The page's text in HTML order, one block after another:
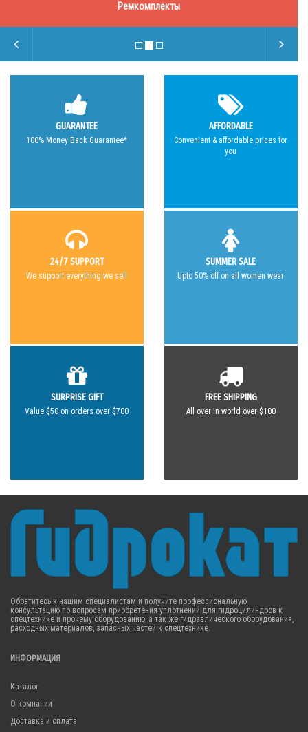
Ремкомплекты
GUARANTEE
100% Money Back Guarantee*
AFFORDABLE
Convenient & affordable prices for
you
24/7 SUPPORT
We support everything we sell
SUMMER SALE
Upto 50% off on all women wear
SURPRISE GIFT
Value $50 on orders over $700
FREE SHIPPING
All over in world over $100
Обратитесь к нашим специалистам и получите профессиональную
консультацию по вопросам приобретения уплотнений для гидроцилиндров к
спецтехнике и прочему оборудованию, а так же гидравлического оборудования,
расходных материалов, запасных частей к спецтехнике.
ИНФОРМАЦИЯ
Каталог
О компании
Доставка и оплата